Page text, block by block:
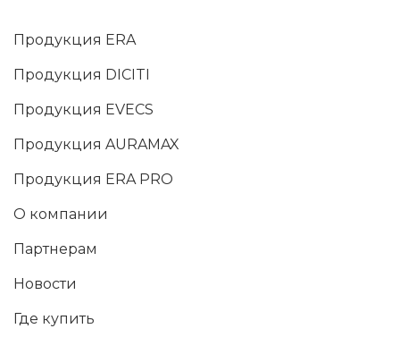
Продукция ERA
Продукция DICITI
Продукция EVECS
Продукция AURAMAX
Продукция ERA PRO
О компании
Партнерам
Новости
Где купить